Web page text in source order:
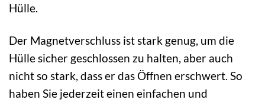
Hülle.
Der Magnetverschluss ist stark genug, um die
Hülle sicher geschlossen zu halten, aber auch
nicht so stark, dass er das Öffnen erschwert. So
haben Sie jederzeit einen einfachen und